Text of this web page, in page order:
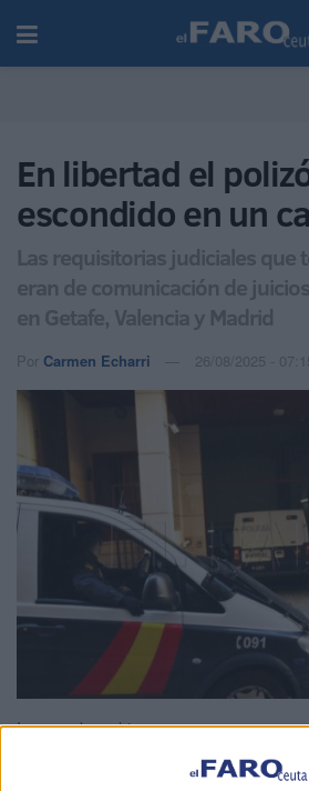
En libertad el
escondido en un
Las requisitorias judiciales que
eran de comunicación de
en Getafe, Valencia y Madrid
Por Carmen Echarri 26/08/2025 -
Imagen de archivo